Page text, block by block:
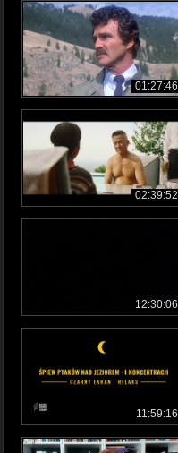
01:27:46
02:39:52
12:30:06
11:59:16